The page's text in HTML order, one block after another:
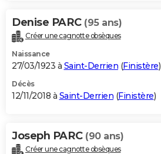
Denise PARC (95 ans)
Créer une cagnotte obsèques
Naissance
27/03/1923 à Saint-Derrien (Finistère)
Décès
12/11/2018 à Saint-Derrien (Finistère)
Joseph PARC (90 ans)
Créer une cagnotte obsèques